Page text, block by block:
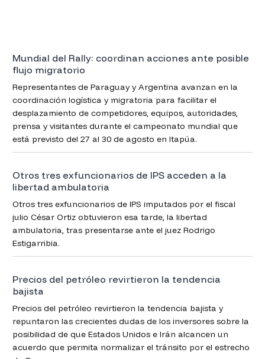
Mundial del Rally: coordinan acciones ante posible
flujo migratorio
Representantes de Paraguay y Argentina avanzan en la
coordinación logística y migratoria para facilitar el
desplazamiento de competidores, equipos, autoridades,
prensa y visitantes durante el campeonato mundial que
está previsto del 27 al 30 de agosto en Itapúa.
Otros tres exfuncionarios de IPS acceden a la
libertad ambulatoria
Otros tres exfuncionarios de IPS imputados por el fiscal
julio César Ortiz obtuvieron esa tarde, la libertad
ambulatoria, tras presentarse ante el juez Rodrigo
Estigarribia.
Precios del petróleo revirtieron la tendencia
bajista
Precios del petróleo revirtieron la tendencia bajista y
repuntaron las crecientes dudas de los inversores sobre la
posibilidad de que Estados Unidos e Irán alcancen un
acuerdo que permita normalizar el tránsito por el estrecho